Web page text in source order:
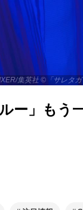
集英社 ©「サレタ
ー」もう